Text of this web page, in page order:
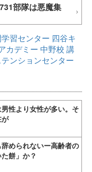
部隊は悪魔集
学習センター 四谷キ
カデミー 中野校 講
ンションセンター
性より女性が多い。そ
められないー高齢者の
餅」か？